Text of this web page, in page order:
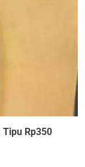
Rp350